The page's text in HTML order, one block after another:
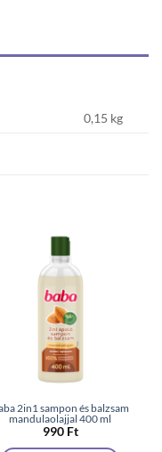
0,15 kg
2in1 sampon és balzsam
mandulaolajjal 400 ml
990 Ft